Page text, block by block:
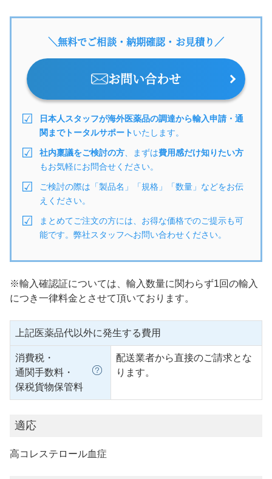
＼無料でご相談・納期確認・お見積り／
お問い合わせ
日本人スタッフが海外医薬品の調達から輸入申請・通
関までトータルサポートいたします。
社内稟議をご検討の方 、まずは費用感だけ知りたい方
もお気軽にお問合せください。
ご検討の際は「製品名」「規格」「数量」などをお伝
えください。
まとめてご注文の方には、お得な価格でのご提示も可
能です。弊社スタッフへお問い合わせください。
※輸入確認証については、輸入数量に関わらず1回の輸入
につき一律料金とさせて頂いております。
上記医薬品代以外に発生する費用
消費税・
通関手数料・
保税貨物保管料
配送業者から直接のご請求とな
ります。
適応
高コレステロール血症